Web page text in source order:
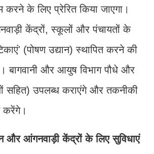
के लिए प्रेरित किया जाएगा।
केंद्रों, स्कूलों और पंचायतों के
(पोषण उद्यान) स्थापित करने की
बागवानी और आयुष विभाग पौधे और
सहित) उपलब्ध कराएंगे और तकनीकी
करेंगे।
और आंगनवाड़ी केंद्रों के लिए सुविधाएं